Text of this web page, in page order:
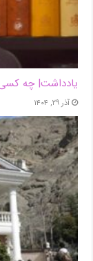
یادداشت| ‌چه کسی
آذر ۲۹, ۱۴۰۴